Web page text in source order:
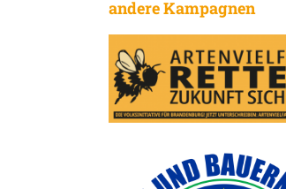
andere Kampagnen